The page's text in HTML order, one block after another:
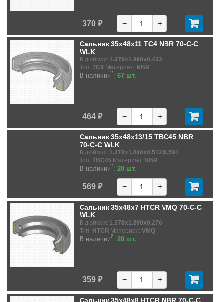
370 ₽ − +
Сальник 35x48x11 TC4 NBR 70-C-C
WLK
В дюймах: 1.378x1.890x0.433
Тип: TC4 Материал: NBR
В наличии?: 67 шт.
464 ₽ − +
Сальник 35x48x13/15 TBC45 NBR
70-C-C WLK
В дюймах: 1.378x1.890x0.512/0.591
Тип: TBC45 Материал: NBR
В наличии?: 20 шт.
569 ₽ − +
Сальник 35x48x7 HTCR VMQ 70-C-C
WLK
В дюймах: 1.378x1.890x0.276
Тип: HTCR Материал: VMQ
В наличии?: 20 шт.
359 ₽ − +
Сальник 35x48x8 HTCR NBR 70-C-C